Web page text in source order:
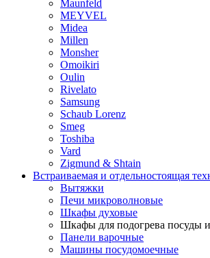
Maunfeld
MEYVEL
Midea
Millen
Monsher
Omoikiri
Oulin
Rivelato
Samsung
Schaub Lorenz
Smeg
Toshiba
Vard
Zigmund & Shtain
Встраиваемая и отдельностоящая
Вытяжки
Печи микроволновые
Шкафы духовые
Шкафы для подогрева посуды
Панели варочные
Машины посудомоечные